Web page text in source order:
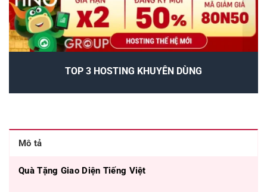
TOP 3 HOSTING KHUYÊN DÙNG
Mô tả
Quà Tặng Giao Diện Tiếng Việt